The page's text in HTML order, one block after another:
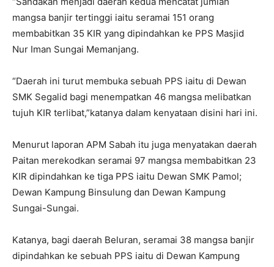
mangsa banjir tertinggi iaitu seramai 151 orang
membabitkan 35 KIR yang dipindahkan ke PPS Masjid
Nur Iman Sungai Memanjang.
“Daerah ini turut membuka sebuah PPS iaitu di Dewan
SMK Segalid bagi menempatkan 46 mangsa melibatkan
tujuh KIR terlibat,”katanya dalam kenyataan disini hari ini.
Menurut laporan APM Sabah itu juga menyatakan daerah
Paitan merekodkan seramai 97 mangsa membabitkan 23
KIR dipindahkan ke tiga PPS iaitu Dewan SMK Pamol;
Dewan Kampung Binsulung dan Dewan Kampung
Sungai-Sungai.
Katanya, bagi daerah Beluran, seramai 38 mangsa banjir
dipindahkan ke sebuah PPS iaitu di Dewan Kampung